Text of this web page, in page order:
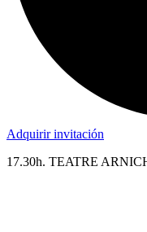
Adquirir invitación
17.30h. TEATRE